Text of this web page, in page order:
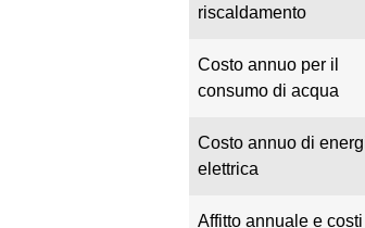
riscaldamento
Costo annuo per il
consumo di acqua
Costo annuo di
elettrica
Affitto annuale e